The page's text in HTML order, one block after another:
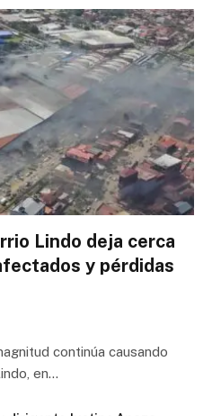
Lindo deja cerca
y pérdidas
continúa causando
en…